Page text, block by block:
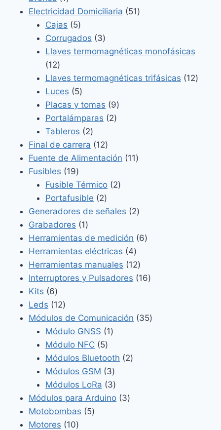
producto
Electricidad Domiciliaria 5151
Cajas 55
productos
Corrugados 33
productos
Llaves termomagnéticas monofásicas
1212
productos
Llaves termomagnéticas trifásicas 1212
Luces 55
productos
Placas y tomas 99
productos
Portalámparas 22
Tableros 22
productos
Final de carrera 1212
productos
Fuente de Alimentación 1111
Fusibles 1919
productos
Fusible Térmico 22
Portafusible 22
productos
Generadores de señales 22
Grabadores 11
producto
Herramientas de medición 66
Herramientas eléctricas 44
productos
Herramientas manuales 1212
productos
Interruptores y Pulsadores 1616
Kits 66
productos
Leds 1212
productos
Módulos de Comunicación 3535
Módulo GNSS 11
Módulo NFC 55
productos
Módulos Bluetooth 22
Módulos GSM 33
productos
Módulos LoRa 33
productos
Módulos para Arduino 33
Motobombas 55
Motores 1010